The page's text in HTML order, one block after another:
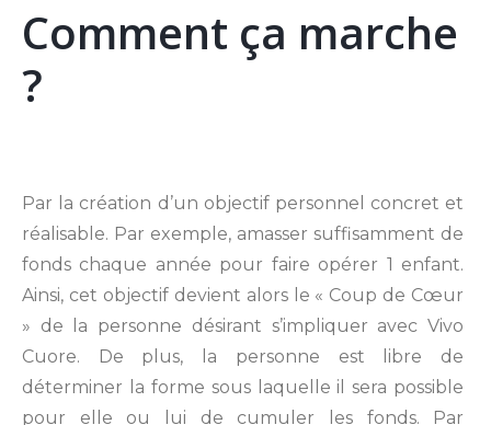
Comment ça marche
?
Par la création d’un objectif personnel concret et
réalisable. Par exemple, amasser suffisamment de
fonds chaque année pour faire opérer 1 enfant.
Ainsi, cet objectif devient alors le « Coup de Cœur
» de la personne désirant s’impliquer avec Vivo
Cuore. De plus, la personne est libre de
déterminer la forme sous laquelle il sera possible
pour elle ou lui de cumuler les fonds. Par